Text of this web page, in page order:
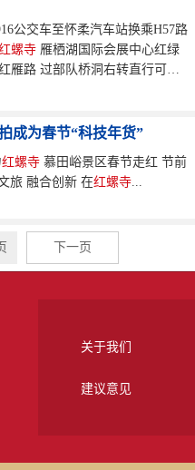
公交车至怀柔汽车站换乘H57路
螺寺 雁栖湖国际会展中心红绿
雁路 过部队桥洞右转直行可直
成为春节“科技年货”
红螺寺 慕田峪景区春节走红 节前
旅 融合创新 在红螺寺
下一页
关于我们
建议意见